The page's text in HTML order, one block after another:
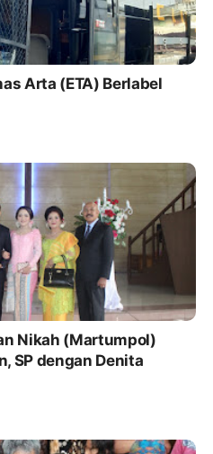
Arta (ETA) Berlabel
Nikah (Martumpol)
SP dengan Denita